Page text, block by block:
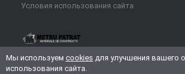
Мы используем cookies для улучшения вашего
использования сайта.
Условия использования сайта